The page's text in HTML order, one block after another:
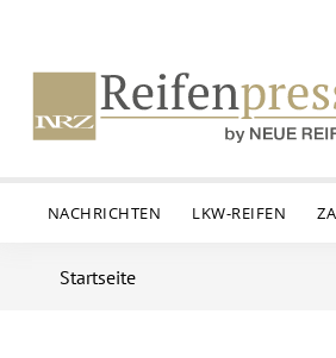
NACHRICHTEN LKW-REIFEN
Startseite